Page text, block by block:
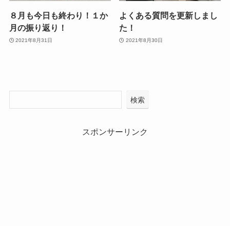
８月も今日も終わり！１か
月の振り返り！
2021年8月31日
よくある質問を更新しまし
た！
2021年8月30日
検索
スポンサーリンク